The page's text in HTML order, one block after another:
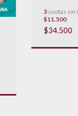
LA
3cuotas sin
$11.500
$34.500